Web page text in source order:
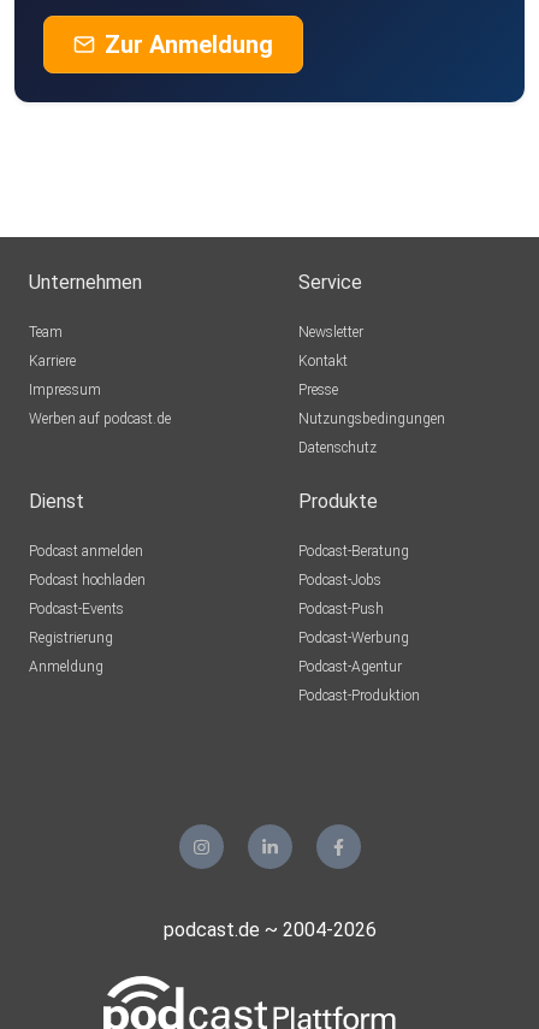
Zur Anmeldung
Unternehmen
Team
Karriere
Impressum
Werben auf podcast.de
Service
Newsletter
Kontakt
Presse
Nutzungsbedingungen
Datenschutz
Dienst
Podcast anmelden
Podcast hochladen
Podcast-Events
Registrierung
Anmeldung
Produkte
Podcast-Beratung
Podcast-Jobs
Podcast-Push
Podcast-Werbung
Podcast-Agentur
Podcast-Produktion
podcast.de ~ 2004-2026